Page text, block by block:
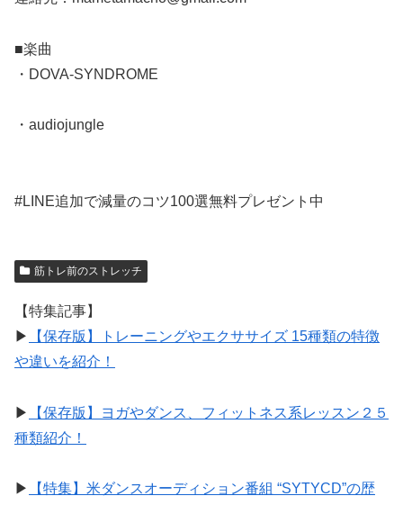
■楽曲
・DOVA-SYNDROME
・audiojungle
#LINE追加で減量のコツ100選無料プレゼント中
筋トレ前のストレッチ
【特集記事】
▶︎
【保存版】トレーニングやエクササイズ 15種類の特徴
や違いを紹介！
▶︎
【保存版】ヨガやダンス、フィットネス系レッスン２５
種類紹介！
▶︎
【特集】米ダンスオーディション番組 “SYTYCD”の歴